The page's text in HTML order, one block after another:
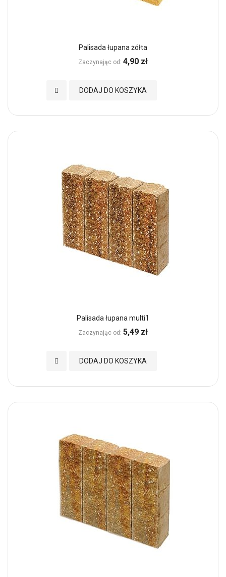
Palisada łupana żółta
Zaczynając od 4,90 zł
DODAJ DO KOSZYKA
Dodaj do Ulubionych
Palisada łupana multi1
Zaczynając od 5,49 zł
DODAJ DO KOSZYKA
Dodaj do Ulubionych